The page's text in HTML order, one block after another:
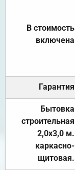
В стоимость
включена
Гарантия
Бытовка
строительная
2,0х3,0 м.
каркасно-
щитовая.